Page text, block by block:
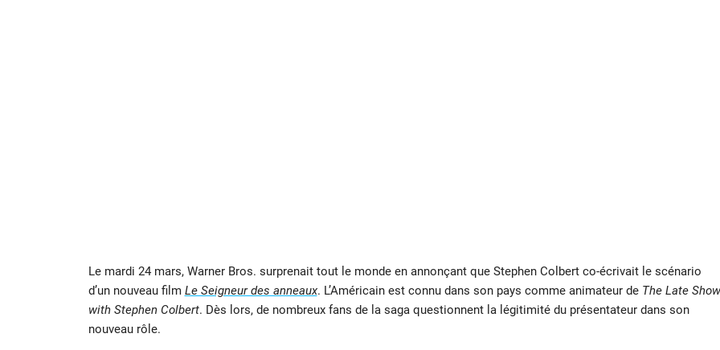
Le mardi 24 mars, Warner Bros. surprenait tout le monde en annonçant que Stephen Colbert co-écrivait le scénario
d’un nouveau film Le Seigneur des anneaux. L’Américain est connu dans son pays comme animateur de The Late Show
with Stephen Colbert. Dès lors, de nombreux fans de la saga questionnent la légitimité du présentateur dans son
nouveau rôle.